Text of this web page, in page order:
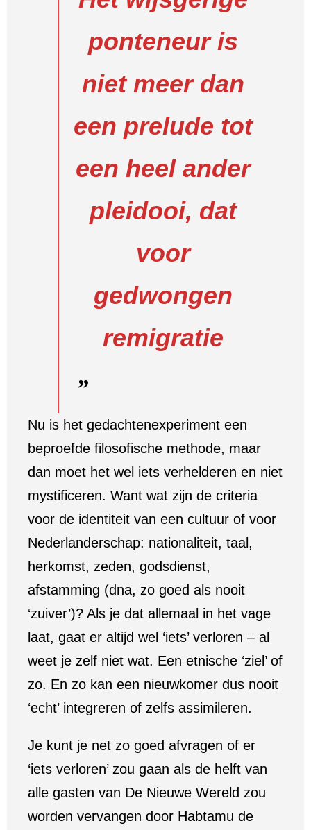
ponteneur is
niet meer dan
een prelude tot
een heel ander
pleidooi, dat
voor
gedwongen
remigratie
Nu is het gedachtenexperiment een
beproefde filosofische methode, maar
dan moet het wel iets verhelderen en niet
mystificeren. Want wat zijn de criteria
voor de identiteit van een cultuur of voor
Nederlanderschap: nationaliteit, taal,
herkomst, zeden, godsdienst,
afstamming (dna, zo goed als nooit
‘zuiver’)? Als je dat allemaal in het vage
laat, gaat er altijd wel ‘iets’ verloren – al
weet je zelf niet wat. Een etnische ‘ziel’ of
zo. En zo kan een nieuwkomer dus nooit
‘echt’ integreren of zelfs assimileren.
Je kunt je net zo goed afvragen of er
‘iets verloren’ zou gaan als de helft van
alle gasten van De Nieuwe Wereld zou
worden vervangen door Habtamu de